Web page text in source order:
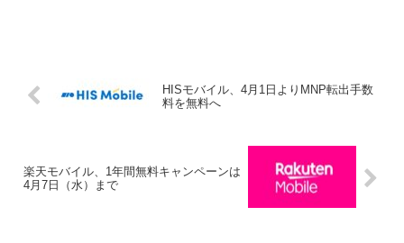
HISモバイル、4月1日よりMNP転出手数
料を無料へ
楽天モバイル、1年間無料キャンペーンは
4月7日（水）まで